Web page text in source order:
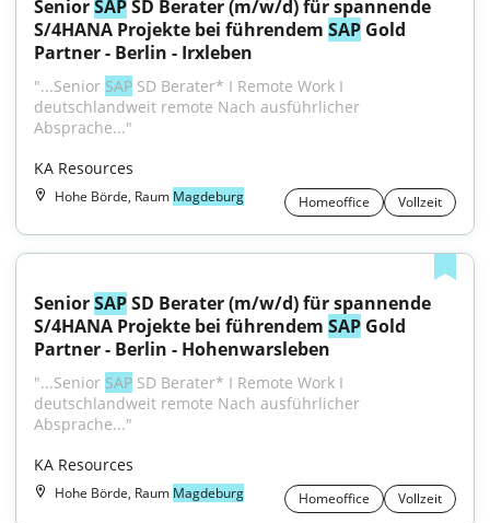
Senior SAP SD Berater (m/w/d) für spannende
S/4HANA Projekte bei führendem SAP Gold
Partner - Berlin - Irxleben
"...Senior SAP SD Berater* I Remote Work I
deutschlandweit remote Nach ausführlicher
Absprache..."
KA Resources
Hohe Börde, Raum Magdeburg Homeoffice Vollzeit
Senior SAP SD Berater (m/w/d) für spannende
S/4HANA Projekte bei führendem SAP Gold
Partner - Berlin - Hohenwarsleben
"...Senior SAP SD Berater* I Remote Work I
deutschlandweit remote Nach ausführlicher
Absprache..."
KA Resources
Hohe Börde, Raum Magdeburg Homeoffice Vollzeit